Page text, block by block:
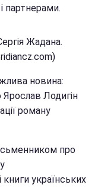
партнерами.
Жадана.
новина:
Лодигін
роману
про
українських